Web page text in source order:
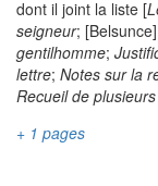
dont il joint la liste [
seigneur;
gentilhomme;
lettre; Notes sur la
Recueil de
+ 1 pages